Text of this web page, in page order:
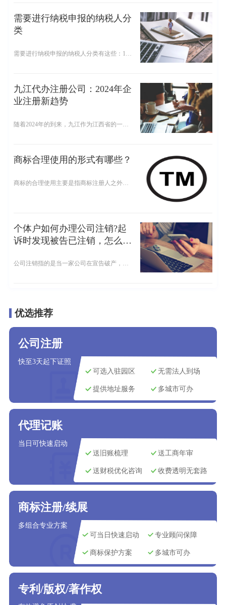
需要进行纳税申报的纳税人分
类
需要进行纳税申报的纳税人分类有这些：1.依法已向国家税务机关办理税务登记的纳税人。包括：(1)各项收入均应当纳税的纳税人;
九江代办注册公司：2024年企
业注册新趋势
随着2024年的到来，九江作为江西省的一个重要城市，其商业环境也在不断优化和升级。对于那些希望在九江注册公司的企业家来说，选择一家专业的代办注册公司已经成为了一种趋势。代办注册公司提供的服务包括但不限于公司名称核准、工商注册、税务登记、银行开户等一系列流程。
商标合理使用的形式有哪些？
商标的合理使用主要是指商标注册人之外的其他人，在未经授权的情况下，基于合理的目的和理由，可以使用与注册商标相同或近似的标志，而不构成侵权。
个体户如何办理公司注销?起
诉时发现被告已注销，怎么
公司注销指的是当一家公司在宣告破产，规定的营业期限届满不续、被其它企业收购、或者公司内部解散等情况时，该公司需要至登记机关申请注销，终止公司法人资格的过程。现在有很多人问乾通办小编，个体户如何办理公司注销?起诉时发现被告已注销，怎么办？下面就让小编为大家回答关于公司注销的问题吧。
优选推荐
公司注册
快至3天起下证照
可选入驻园区
无需法人到场
提供地址服务 多城市可办
代理记账
当日可快速启动
送旧账梳理
送工商年审
送财税优化咨询 收费透明无套路
商标注册/续展
多组合专业方案
可当日快速启动
专业顾问保障
商标保护方案 多城市可办
专利/版权/著作权